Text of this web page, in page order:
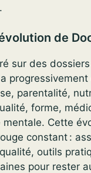
de
sur des
progressivement
parentalité,
forme,
Cette
constant :
outils
pour rester